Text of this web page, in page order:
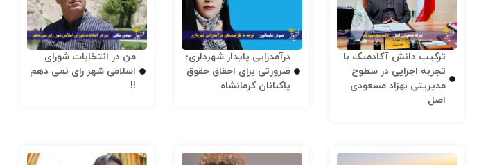
ترکیب دانش آکادمیک با
تجربه اجرایی در سطوح
مدیریتی بهزاد مسعودی
اصل
درآمدزایی پایدار شهرداری؛
ضرورتی برای احقاق حقوق
پاکبانان کرمانشاه
من در انتخابات شورای
اسلامی شهر رای نمی دهم
!!